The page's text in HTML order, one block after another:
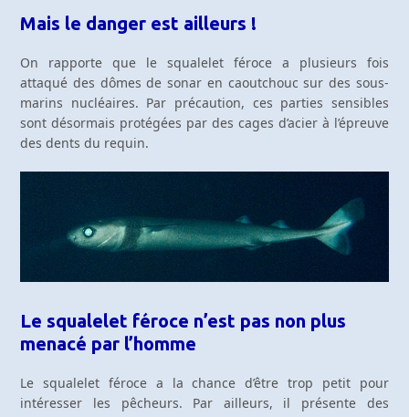
Mais le danger est ailleurs !
On rapporte que le squalelet féroce a plusieurs fois
attaqué des dômes de sonar en caoutchouc sur des sous-
marins nucléaires. Par précaution, ces parties sensibles
sont désormais protégées par des cages d’acier à l’épreuve
des dents du requin.
Le squalelet féroce n’est pas non plus
menacé par l’homme
Le squalelet féroce a la chance d’être trop petit pour
intéresser les pêcheurs. Par ailleurs, il présente des